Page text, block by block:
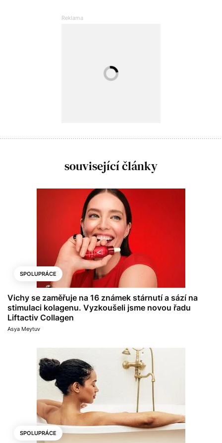
související články
SPOLUPRÁCE
Vichy se zaměřuje na 16 známek stárnutí a sází na
stimulaci kolagenu. Vyzkoušeli jsme novou řadu
Liftactiv Collagen
Asya Meytuv
SPOLUPRÁCE